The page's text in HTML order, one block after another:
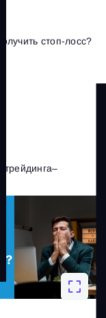
стоп-лосс?
трейдинга–